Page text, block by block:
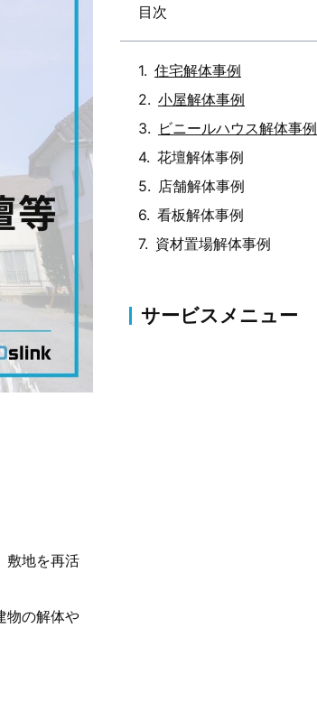
敷地を再活
物の解体や
目次
住宅解体事例
小屋解体事例
ビニールハウス解体事例
花壇解体事例
店舗解体事例
看板解体事例
資材置場解体事例
サービスメニュー